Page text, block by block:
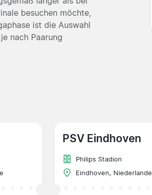
besuchen möchte,
ist die Auswahl
nach Paarung
PSV Eindhoven
Philips Stadion
Eindhoven, Niederlande